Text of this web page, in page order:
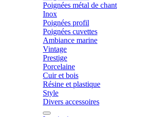
Poignées métal de chant
Inox
Poignées profil
Poignées cuvettes
Ambiance marine
Vintage
Prestige
Porcelaine
Cuir et bois
Résine et plastique
Style
Divers accessoires